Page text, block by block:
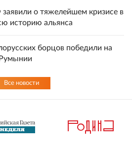
о тяжелейшем кризисе в
историю альянса
борцов победили на
Все новости